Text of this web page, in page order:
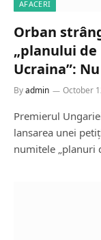
AFACERI
Orban
„planului de
Ucraina”:
Byadmin October
Premierul
lansarea unei
numitele „planuri